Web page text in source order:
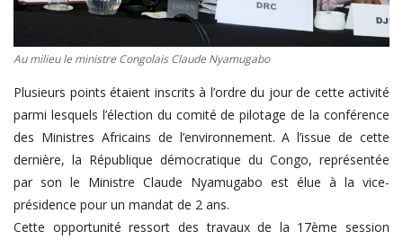
Au milieu le ministre Congolais Claude Nyamugabo
Plusieurs points étaient inscrits à l’ordre du jour de cette activité
parmi lesquels l’élection du comité de pilotage de la conférence
des Ministres Africains de l’environnement. A l’issue de cette
dernière, la République démocratique du Congo, représentée
par son le Ministre Claude Nyamugabo est élue à la vice-
présidence pour un mandat de 2 ans.
Cette opportunité ressort des travaux de la 17ème session